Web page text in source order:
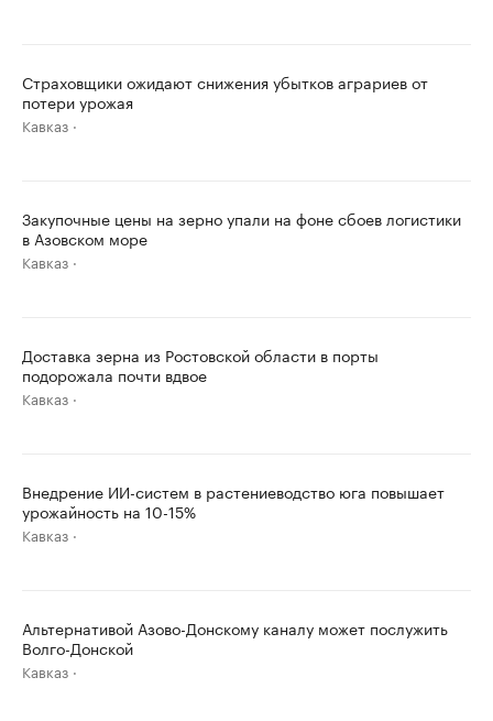
Страховщики ожидают снижения убытков аграриев от
потери урожая
Кавказ
Закупочные цены на зерно упали на фоне сбоев логистики
в Азовском море
Кавказ
Доставка зерна из Ростовской области в порты
подорожала почти вдвое
Кавказ
Внедрение ИИ-систем в растениеводство юга повышает
урожайность на 10-15%
Кавказ
Альтернативой Азово-Донскому каналу может послужить
Волго-Донской
Кавказ